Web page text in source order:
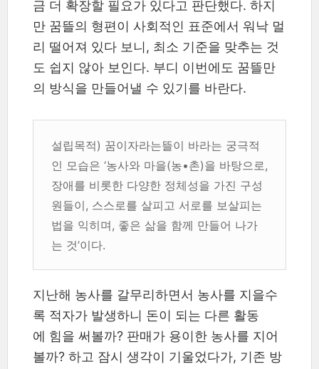
금 더 확장할 필요가 있다고 판단했다. 하지
만 꿈뜰의 형편이 사회적인 표준에서 워낙 멀
리 떨어져 있다 보니, 최소 기준을 맞추는 것
도 쉽지 않아 보인다. 부디 이번에도 꿈뜰만
의 방식을 만들어낼 수 있기를 바란다.
설립목적) 꿈이자라는뜰이 바라는 궁극적
인 모습은 ‘농사와 마을(농•촌)을 바탕으로,
장애를 비롯한 다양한 정체성을 가진 구성
원들이, 스스로를 살피고 서로를 보살피는
법을 익히며, 좋은 삶을 함께 만들어 나가
는 것’이다.
지난해 농사를 갈무리하면서 농사를 지을수
록 적자가 발생하니 돈이 되는 다른 활동
에 힘을 써볼까? 판매가 용이한 농사를 지어
볼까? 하고 잠시 생각이 기울었다가, 기존 방